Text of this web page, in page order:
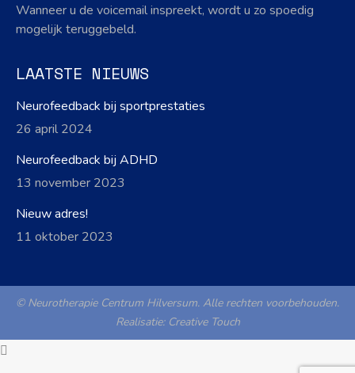
Wanneer u de voicemail inspreekt, wordt u zo spoedig
mogelijk teruggebeld.
LAATSTE NIEUWS
Neurofeedback bij sportprestaties
26 april 2024
Neurofeedback bij ADHD
13 november 2023
Nieuw adres!
11 oktober 2023
© Neurotherapie Centrum Hilversum. Alle rechten voorbehouden.
Realisatie: Creative Touch